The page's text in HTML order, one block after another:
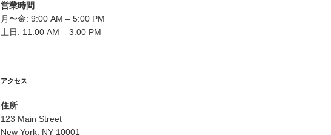
営業時間
月〜金: 9:00 AM – 5:00 PM
土日: 11:00 AM – 3:00 PM
アクセス
住所
123 Main Street
New York, NY 10001